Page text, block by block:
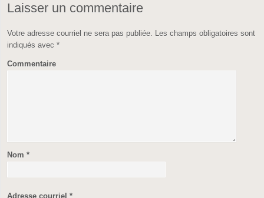
Laisser un commentaire
Votre adresse courriel ne sera pas publiée. Les champs obligatoires sont
indiqués avec *
Commentaire
Nom *
Adresse courriel *